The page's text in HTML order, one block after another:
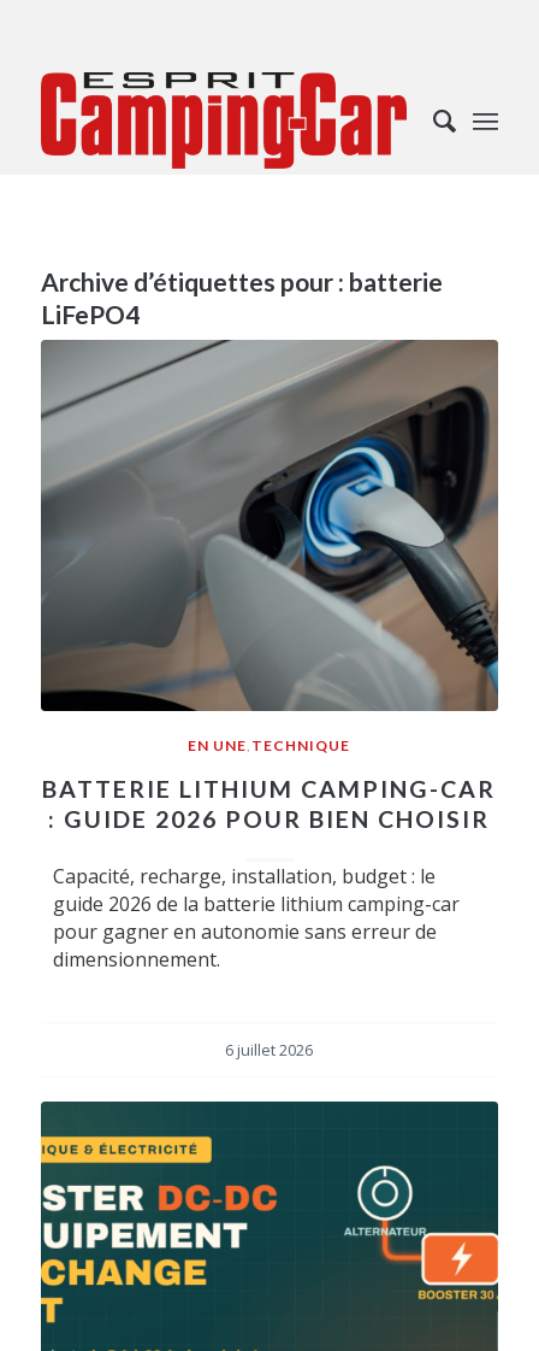
Archive d’étiquettes pour : batterie
LiFePO4
EN UNE TECHNIQUE
BATTERIE LITHIUM CAMPING-CAR
: GUIDE 2026 POUR BIEN CHOISIR
Capacité, recharge, installation, budget : le
guide 2026 de la batterie lithium camping-car
pour gagner en autonomie sans erreur de
dimensionnement.
6 juillet 2026